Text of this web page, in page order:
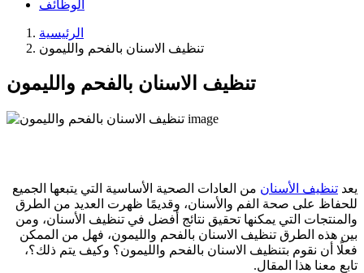
الوظائف
الرئيسية
تنظيف الاسنان بالفحم والليمون
تنظيف الاسنان بالفحم والليمون
يعد تنظيف الأسنان من العادات الصحية الأساسية التي يتبعها الجميع
للحفاظ على صحة الفم والأسنان، وقديمًا ظهرت العديد من الطرق
والمنتجات التي يمكنها تحقيق نتائج أفضل في تنظيف الأسنان، ومن
بين هذه الطرق تنظيف الاسنان بالفحم والليمون، فهل من الممكن
فعلًا أن نقوم بتنظيف الاسنان بالفحم والليمون؟ وكيف يتم ذلك؟،
تابع معنا هذا المقال.